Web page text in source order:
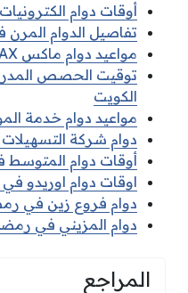
أوقات دوام الكترونيات
تفاصيل الدوام المرن
مواعيد دوام ماكس MAX في رمضان 2026
الكويت
مواعيد دوام خدمة
دوام شركة التسهيلات
أوقات دوام المتوسط
اوقات دوام اوريدو في
دوام فروع زين في
دوام المزيني في رمضان
المراجع